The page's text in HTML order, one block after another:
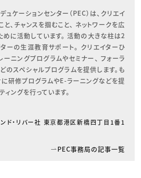
ュケーションセンター（PEC）は、クリエイ
、チャンスを掴むこと、 ネットワークを広
めに活動しています。 活動の大きな柱は2
ーの生涯教育サポート。 クリエイターひ
ーニングプログラムやセミナー、 フォーラ
のスペシャルプログラムを提供します。も
に研修プログラムやE-ラーニングなどを提
ングを行っています。
ド・リバー社 東京都港区新橋四丁目1番1
PEC事務局の記事一覧